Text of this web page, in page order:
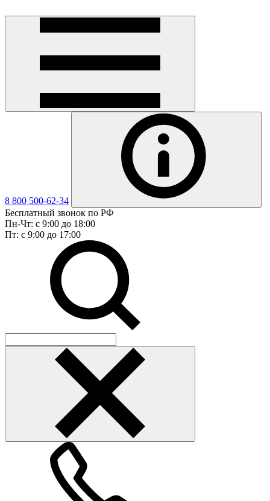
8 800 500-62-34
Бесплатный звонок по РФ
Пн-Чт: с 9:00 до 18:00
Пт: с 9:00 до 17:00